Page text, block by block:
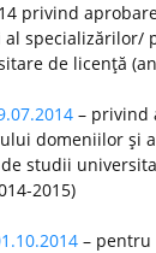
privind
specializărilor/
de licenţă
– privind
domeniilor şi
studii
2015)
– pentru